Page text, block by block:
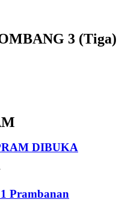
3 (Tiga)
DIBUKA
Prambanan